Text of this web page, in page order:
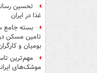
تحسین
غذا در ایران
بسته جامع
تامین مسکن
بومیان و
مهم‌ترین
موشک‌های